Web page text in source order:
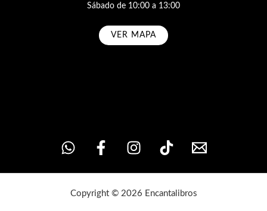
Sábado de 10:00 a 13:00
VER MAPA
Copyright © 2026 Encantalibros